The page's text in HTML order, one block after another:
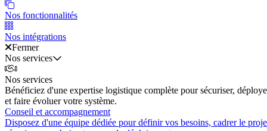
Nos fonctionnalités
Nos intégrations
Fermer
Nos services
Nos services
Bénéficiez d'une expertise logistique complète pour sécuriser,
et faire évoluer votre système.
Conseil et accompagnement
Disposez d'une équipe dédiée pour définir vos besoins, cadrer le